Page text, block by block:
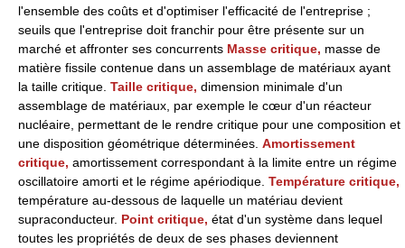
l'ensemble des coûts et d'optimiser l'efficacité de l'entreprise ;
seuils que l'entreprise doit franchir pour être présente sur un
marché et affronter ses concurrents Masse critique, masse de
matière fissile contenue dans un assemblage de matériaux ayant
la taille critique. Taille critique, dimension minimale d'un
assemblage de matériaux, par exemple le cœur d'un réacteur
nucléaire, permettant de le rendre critique pour une composition et
une disposition géométrique déterminées. Amortissement
critique, amortissement correspondant à la limite entre un régime
oscillatoire amorti et le régime apériodique. Température critique,
température au-dessous de laquelle un matériau devient
supraconducteur. Point critique, état d'un système dans lequel
toutes les propriétés de deux de ses phases deviennent